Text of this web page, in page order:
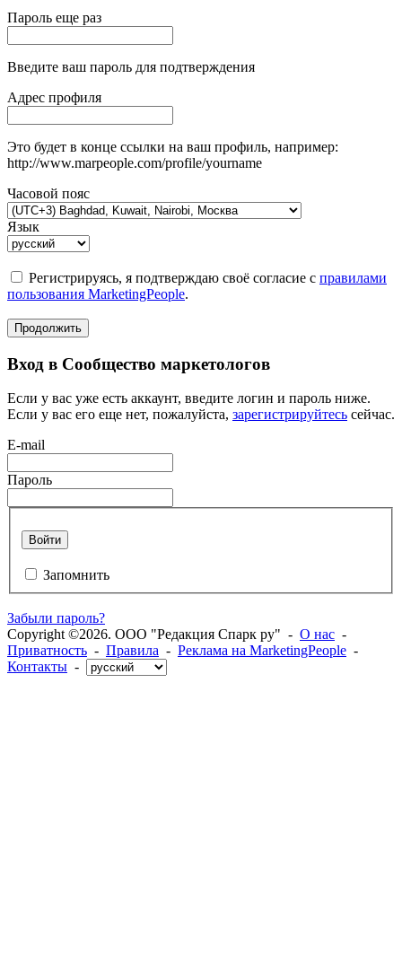
Пароль еще раз
Введите ваш пароль для подтверждения
Адрес профиля
Это будет в конце ссылки на ваш профиль, например:
http://www.marpeople.com/profile/yourname
Часовой пояс
Язык
Регистрируясь, я подтверждаю своё согласие с правилами
пользования MarketingPeople.
Продолжить
Вход в Сообщество маркетологов
Если у вас уже есть аккаунт, введите логин и пароль ниже.
Если у вас его еще нет, пожалуйста, зарегистрируйтесь сейчас.
E-mail
Пароль
Войти
Запомнить
Забыли пароль?
Copyright ©2026. ООО "Редакция Спарк ру" - О нас -
Приватность - Правила - Реклама на MarketingPeople -
Контакты -